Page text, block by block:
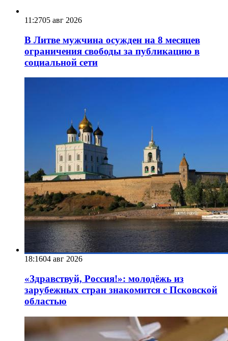
11:2705 авг 2026
В Литве мужчина осужден на 8 месяцев
ограничения свободы за публикацию в
социальной сети
18:1604 авг 2026
«Здравствуй, Россия!»: молодёжь из
зарубежных стран знакомится с Псковской
областью